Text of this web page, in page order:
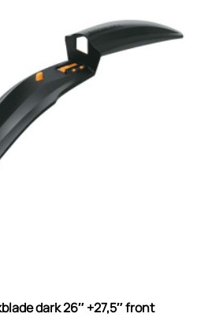
dark 26″ +27,5″ front